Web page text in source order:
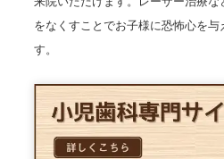
をなくすことでお子様に恐怖心を与
す。